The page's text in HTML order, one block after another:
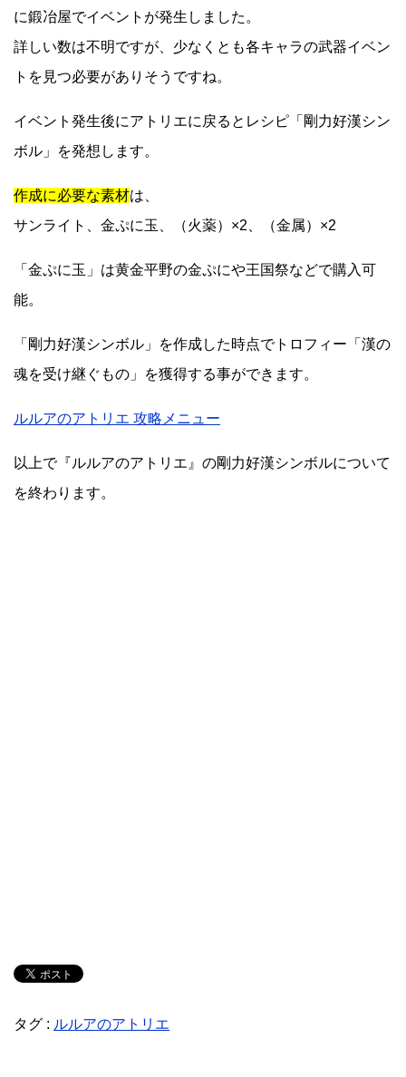
に鍛冶屋でイベントが発生しました。
詳しい数は不明ですが、少なくとも各キャラの武器イベン
トを見つ必要がありそうですね。
イベント発生後にアトリエに戻るとレシピ「剛力好漢シン
ボル」を発想します。
作成に必要な素材は、
サンライト、金ぷに玉、（火薬）×2、（金属）×2
「金ぷに玉」は黄金平野の金ぷにや王国祭などで購入可
能。
「剛力好漢シンボル」を作成した時点でトロフィー「漢の
魂を受け継ぐもの」を獲得する事ができます。
ルルアのアトリエ 攻略メニュー
以上で『ルルアのアトリエ』の剛力好漢シンボルについて
を終わります。
タグ : ルルアのアトリエ